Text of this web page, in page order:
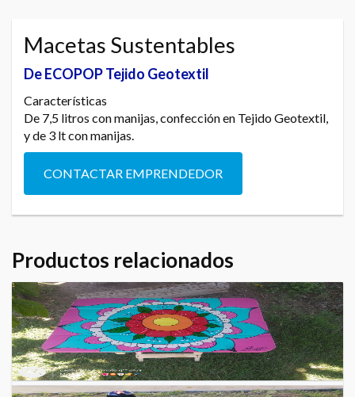
Macetas Sustentables
De ECOPOP Tejido Geotextil
Características
De 7,5 litros con manijas, confección en Tejido Geotextil,
y de 3 lt con manijas.
CONTACTAR EMPRENDEDOR
Productos relacionados